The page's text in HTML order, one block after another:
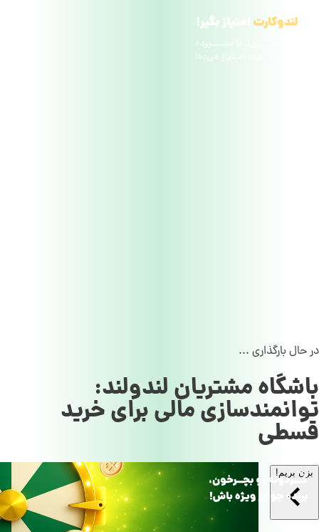
در حال بارگذاری ...
باشگاه مشتریان لندولند:
توانمندسازی مالی برای خرید
قسطی
بزن بریم!